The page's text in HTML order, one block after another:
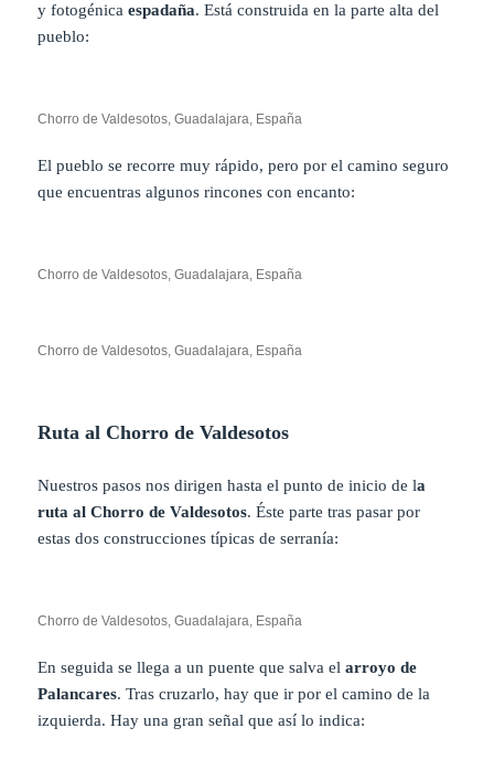
y fotogénicaespadaña. Está construida en la parte alta del
pueblo:
Chorro de Valdesotos, Guadalajara, España
El pueblo se recorre muy rápido, pero por el camino seguro
que encuentras algunos rincones con encanto:
Chorro de Valdesotos, Guadalajara, España
Chorro de Valdesotos, Guadalajara, España
Ruta al Chorro de Valdesotos
Nuestros pasos nos dirigen hasta el punto de inicio de la
ruta al Chorro de Valdesotos. Éste parte tras pasar por
estas dos construcciones típicas de serranía:
Chorro de Valdesotos, Guadalajara, España
En seguida se llega a un puente que salva elarroyo de
Palancares. Tras cruzarlo, hay que ir por el camino de la
izquierda. Hay una gran señal que así lo indica: